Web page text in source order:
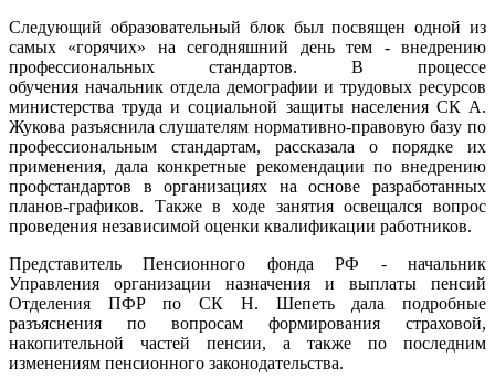
Следующий образовательный блок был посвящен одной из
самых «горячих» на сегодняшний день тем - внедрению
профессиональных стандартов. В процессе
обучения начальник отдела демографии и трудовых ресурсов
министерства труда и социальной защиты населения СК А.
Жукова разъяснила слушателям нормативно-правовую базу по
профессиональным стандартам, рассказала о порядке их
применения, дала конкретные рекомендации по внедрению
профстандартов в организациях на основе разработанных
планов-графиков. Также в ходе занятия освещался вопрос
проведения независимой оценки квалификации работников.
Представитель Пенсионного фонда РФ - начальник
Управления организации назначения и выплаты пенсий
Отделения ПФР по СК Н. Шепеть дала подробные
разъяснения по вопросам формирования страховой,
накопительной частей пенсии, а также по последним
изменениям пенсионного законодательства.